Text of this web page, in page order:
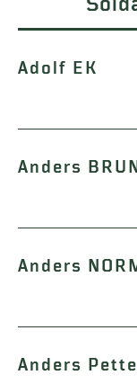
Adolf EK
Anders BRUN
Anders
Anders